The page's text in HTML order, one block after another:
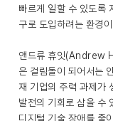
빠르게 일할 수 있도록
구로 도입하려는 환경
앤드류 휴잇(Andrew
은 걸림돌이 되어서는
재 기업의 주력 과제가
발전의 기회로 삼을 수
디지털 기술 장애를 줄